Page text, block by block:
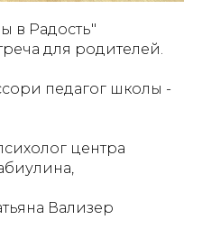
в Радость"
для родителей.
педагог школы -
центра
Вализер